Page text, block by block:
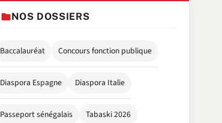
NOS DOSSIERS
Baccalauréat Concours fonction publique
Diaspora Espagne Diaspora Italie
Passeport sénégalais Tabaski 2026